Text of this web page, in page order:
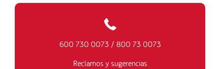
600 730 0073 / 800 73 0073
Reclamos y sugerencias